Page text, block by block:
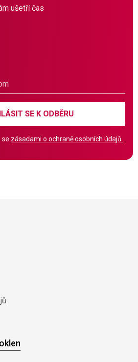
ušetří čas
SE K ODBĚRU
se zásadami o ochraně osobních údajů.